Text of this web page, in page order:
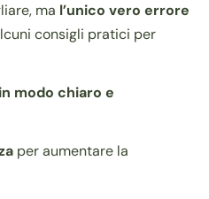
ma l’unico vero errore
consigli pratici per
modo chiaro e
per aumentare la